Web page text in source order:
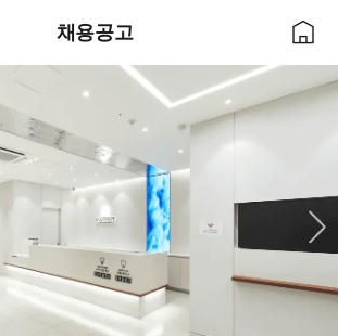
채용공고